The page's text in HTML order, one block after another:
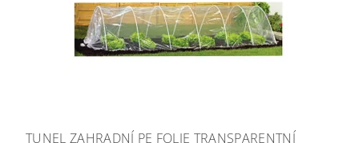
TUNEL ZAHRADNÍ PE FOLIE TRANSPARENTNÍ